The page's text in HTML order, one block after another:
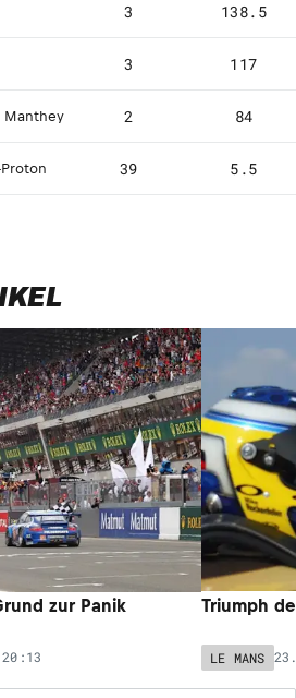
3 138.5
3 117
Manthey 2 84
39 5.5
zur Panik Triumph
LE MANS